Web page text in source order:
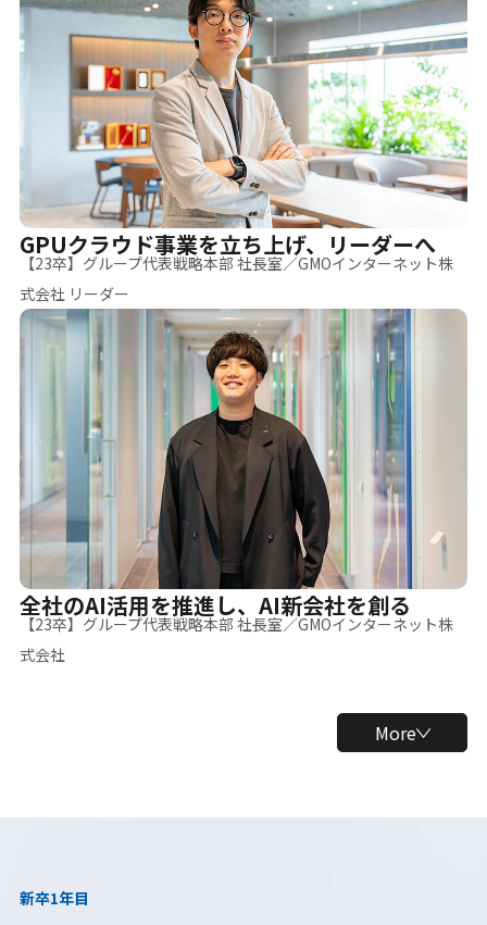
GPUクラウド事業を立ち上げ、リーダーへ
【23卒】グループ代表戦略本部 社長室／GMOインターネット株
式会社 リーダー
全社のAI活用を推進し、AI新会社を創る
【23卒】グループ代表戦略本部 社長室／GMOインターネット株
式会社
More
新卒1年目